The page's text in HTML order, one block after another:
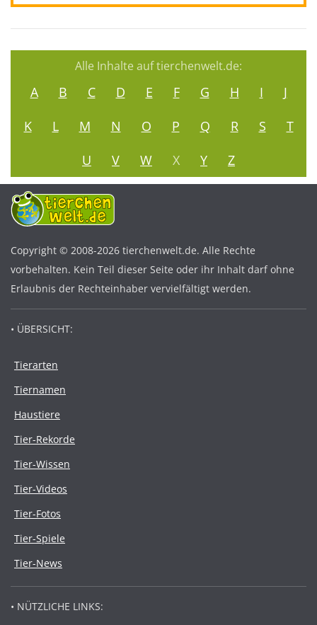
Alle Inhalte auf tierchenwelt.de:
A B C D E F G H I
J
K
L M N O P Q R S
T
U
V W X Y Z
Copyright © 2008-2026 tierchenwelt.de. Alle Rechte
vorbehalten. Kein Teil dieser Seite oder ihr Inhalt darf ohne
Erlaubnis der Rechteinhaber vervielfältigt werden.
• ÜBERSICHT:
Tierarten
Tiernamen
Haustiere
Tier-Rekorde
Tier-Wissen
Tier-Videos
Tier-Fotos
Tier-Spiele
Tier-News
• NÜTZLICHE LINKS: